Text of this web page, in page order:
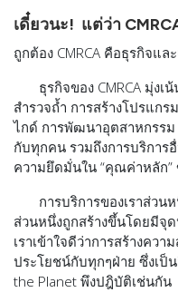
เดี๋ยวนะ! แต่ว่า
ถูกต้อง CMRCA คือธุรกิจแล
ธุรกิจของ CMRCA มุ่งเ
สำรวจถ้ำ การสร้างโปรแก
ไกด์ การพัฒนาอุตสาหกรรม
กับทุกคน รวมถึงการบริการ
ความยึดมั่นใน “คุณค่าหลัก”
การบริการของเราส่วนห
ส่วนหนึ่งถูกสร้างขึ้นโดยมีจุ
เราเข้าใจดีว่าการสร้างค
ประโยชน์กับทุกๆฝ่าย ซึ่งเป็
the Planet พึงปฎิบัติเช่นกัน